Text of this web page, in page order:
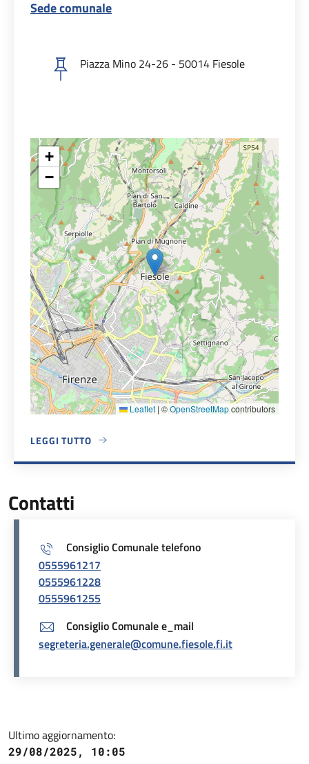
Sede comunale
Piazza Mino 24-26 - 50014 Fiesole
+
−
Leaflet | ©OpenStreetMapcontributors
LEGGI TUTTO
A PROPOSITO DI SEDE COMUNALE
Contatti
Consiglio Comunale telefono
0555961217
0555961228
0555961255
Consiglio Comunale e_mail
segreteria.generale@comune.fiesole.fi.it
Ultimo aggiornamento:
29/08/2025, 10:05